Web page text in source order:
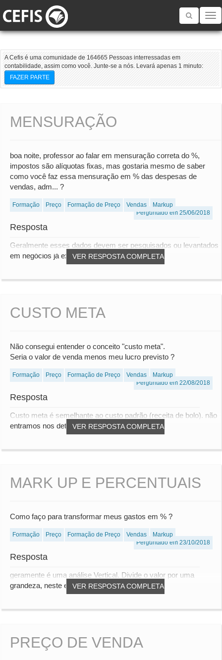
Toggle
A Cefis é uma comunidade de 164665 Pessoas interressadas em
contabilidade, assim como você. Junte-se a nós. Levará apenas 1 minuto:
FAZER PARTE
MENSURAÇÃO
boa noite, professor ao falar em mensuração correta do %,
impostos são alíquotas fixas, mas gostaria mesmo de saber
como você faz essa mensuração em % das despesas de
vendas, adm... ?
Formação Preço Formação de Preço Vendas
Markup
Perguntado em 25/06/2018
Resposta
VER RESPOSTA COMPLETA
Geralmente esses dados devem ser pesquisados ou levantados
em negócios já existentes. Mas o correto...
CUSTO META
Não consegui entender o conceito "custo meta".
Seria o valor de venda menos meu lucro previsto ?
Formação Preço Formação de Preço Vendas
Markup
Perguntado em 22/08/2018
Resposta
VER RESPOSTA COMPLETA
Custo meta é semelhante ao custo padrão (receita de bolo). não
entramos nos detalhes. Mas é como se...
MARK UP E PERCENTUAIS
Como faço para transformar meus gastos em % ?
Formação Preço Formação de Preço Vendas
Markup
Perguntado em 23/10/2018
Resposta
VER RESPOSTA COMPLETA
geramente é uma análise Vertical. Divide o valor por uma
grandeza, neste exemplo, o faturamento
PREÇO DE VENDA